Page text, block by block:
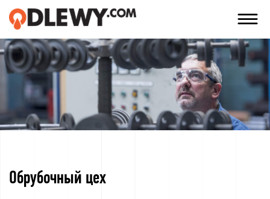
TECHNOLOGIA
TRADYCJA
-
JAKOŚĆ
компания
Обрубочный цех